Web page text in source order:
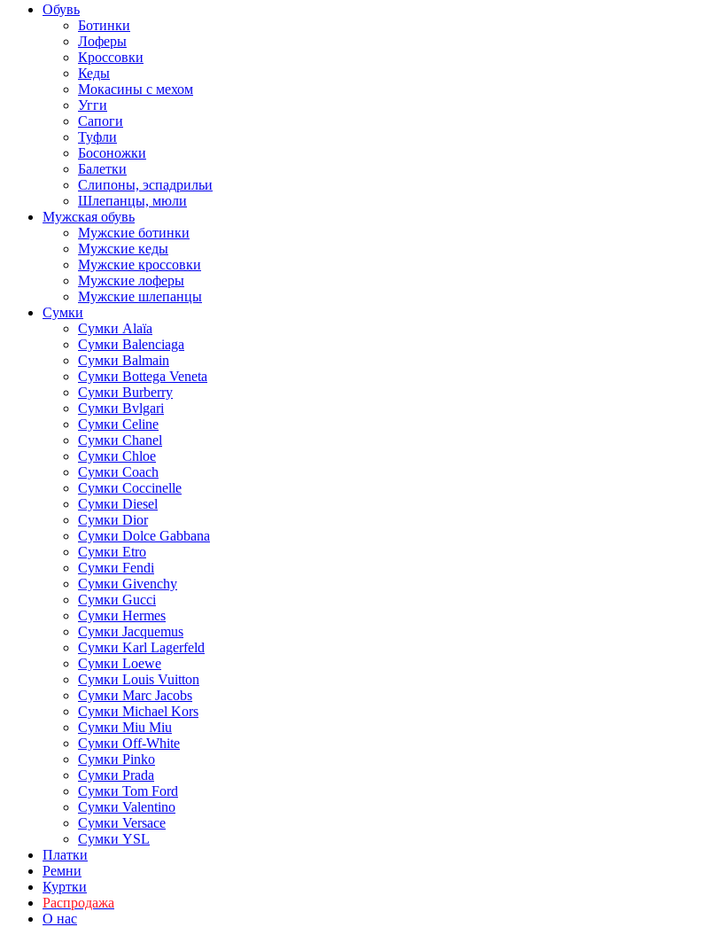
Обувь
Ботинки
Лоферы
Кроссовки
Кеды
Мокасины с мехом
Угги
Сапоги
Туфли
Босоножки
Балетки
Слипоны, эспадрильи
Шлепанцы, мюли
Мужская обувь
Мужские ботинки
Мужские кеды
Мужские кроссовки
Мужские лоферы
Мужские шлепанцы
Сумки
Cумки Alaïa
Сумки Balenciaga
Сумки Balmain
Сумки Bottega Veneta
Сумки Burberry
Сумки Bvlgari
Сумки Celine
Сумки Chanel
Сумки Chloe
Сумки Coach
Сумки Coccinelle
Сумки Diesel
Сумки Dior
Сумки Dolce Gabbana
Сумки Etro
Сумки Fendi
Сумки Givenchy
Сумки Gucci
Сумки Hermes
Сумки Jacquemus
Сумки Karl Lagerfeld
Сумки Loewe
Сумки Louis Vuitton
Сумки Marc Jacobs
Сумки Michael Kors
Сумки Miu Miu
Сумки Off-White
Сумки Pinko
Сумки Prada
Сумки Tom Ford
Cумки Valentino
Сумки Versace
Сумки YSL
Платки
Ремни
Куртки
Распродажа
О нас